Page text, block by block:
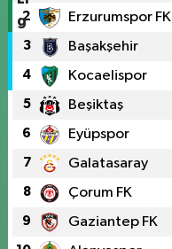
2 Erzurumspor FK
3 Başakşehir
4 Kocaelispor
5 Beşiktaş
6 Eyüpspor
7 Galatasaray
8 Çorum FK
9 Gaziantep FK